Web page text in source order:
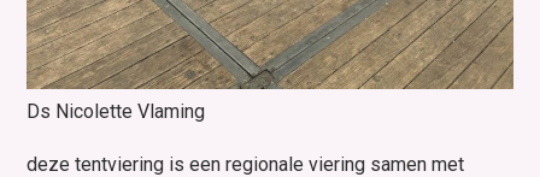
Ds Nicolette Vlaming
deze tentviering is een regionale viering samen met